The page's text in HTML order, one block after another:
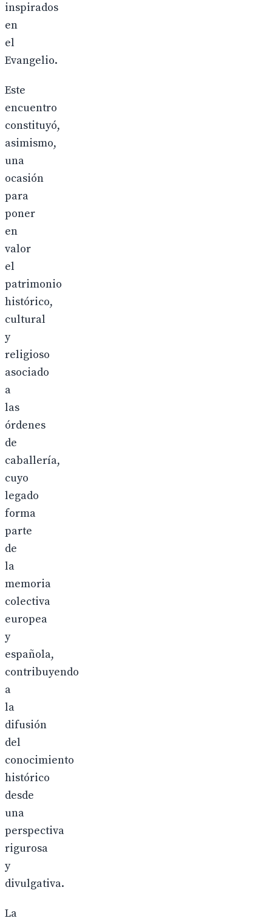
inspirados
en
el
Evangelio.
Este
encuentro
constituyó,
asimismo,
una
ocasión
para
poner
en
valor
el
patrimonio
histórico,
cultural
y
religioso
asociado
a
las
órdenes
de
caballería,
cuyo
legado
forma
parte
de
la
memoria
colectiva
europea
y
española,
contribuyendo
a
la
difusión
del
conocimiento
histórico
desde
una
perspectiva
rigurosa
y
divulgativa.
La